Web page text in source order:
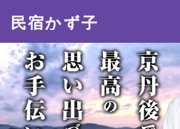
民宿かず子